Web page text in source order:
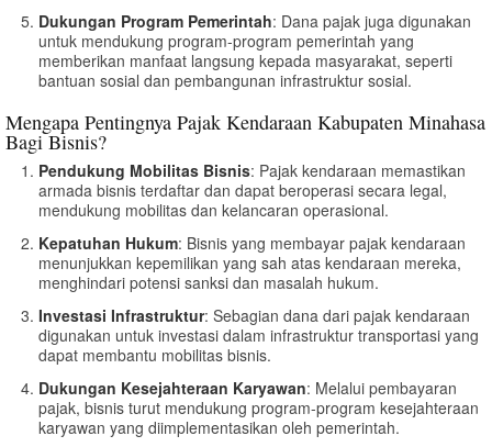
Dukungan Program Pemerintah: Dana pajak juga digunakan
untuk mendukung program-program pemerintah yang
memberikan manfaat langsung kepada masyarakat, seperti
bantuan sosial dan pembangunan infrastruktur sosial.
Mengapa Pentingnya Pajak Kendaraan Kabupaten Minahasa
Bagi Bisnis?
Pendukung Mobilitas Bisnis: Pajak kendaraan memastikan
armada bisnis terdaftar dan dapat beroperasi secara legal,
mendukung mobilitas dan kelancaran operasional.
Kepatuhan Hukum: Bisnis yang membayar pajak kendaraan
menunjukkan kepemilikan yang sah atas kendaraan mereka,
menghindari potensi sanksi dan masalah hukum.
Investasi Infrastruktur: Sebagian dana dari pajak kendaraan
digunakan untuk investasi dalam infrastruktur transportasi yang
dapat membantu mobilitas bisnis.
Dukungan Kesejahteraan Karyawan: Melalui pembayaran
pajak, bisnis turut mendukung program-program kesejahteraan
karyawan yang diimplementasikan oleh pemerintah.